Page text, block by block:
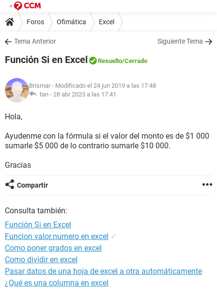
Foros Ofimática Excel
Tema Anterior Siguiente Tema
Función Si en Excel Resuelto/Cerrado
Brismar - Modificado el 24 jun 2019 a las 17:48
tan - 28 abr 2023 a las 17:41
Hola,
Ayudenme con la fórmula si el valor del monto es de $1 000
sumarle $5 000 de lo contrario sumarle $10 000.
Gracias
Compartir
Consulta también:
Función Si en Excel
Funcion valor.numero en excel ✓
Como poner grados en excel
Como dividir en excel
Pasar datos de una hoja de excel a otra automáticamente
¿Qué es una columna en excel